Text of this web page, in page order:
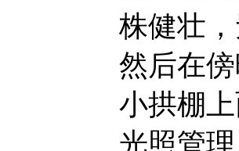
株健壮
然后在
小拱棚
光照管